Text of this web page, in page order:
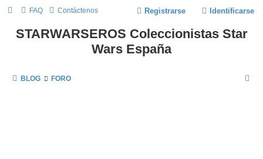
FAQ Contáctenos Identificarse
Registrarse
STARWARSEROS Coleccionistas Star
Wars España
BLOG FORO